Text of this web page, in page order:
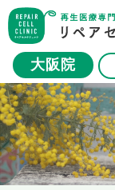
大阪院